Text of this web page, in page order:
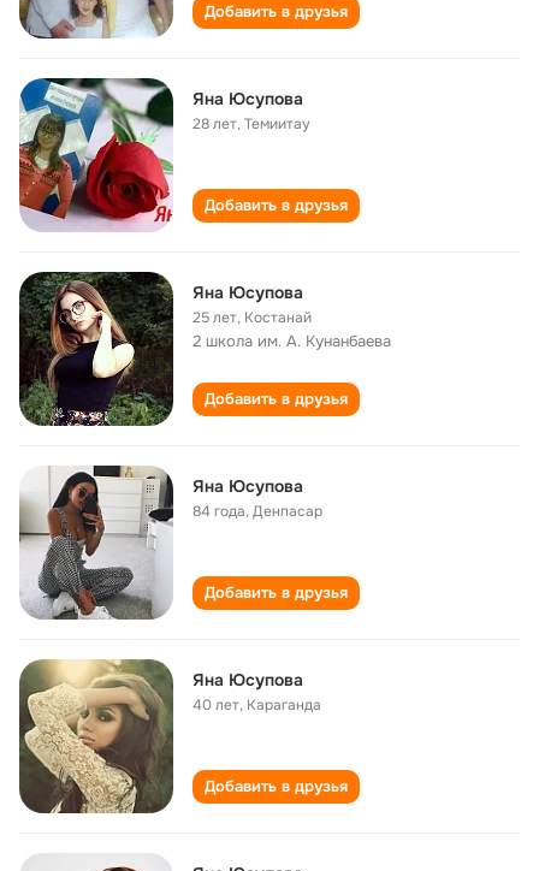
Добавить в друзья
Яна Юсупова
28 лет,Темиитау
Добавить в друзья
Яна Юсупова
25 лет, Костанай
2 школа им. А. Кунанбаева
Добавить в друзья
Яна Юсупова
84 года,Денпасар
Добавить в друзья
Яна Юсупова
40 лет, Караганда
Добавить в друзья